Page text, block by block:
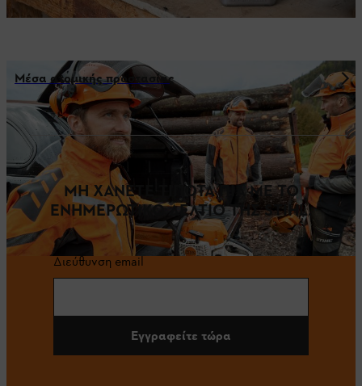
Μέσα ατομικής προστασίας
ΜΗ ΧΑΝΕΤΕ ΤΙΠΟΤΑ ΠΙΑ ΜΕ ΤΟ
ΕΝΗΜΕΡΩΤΙΚΟ ΔΕΛΤΙΟ ΤΗΣ STIHL.
Διεύθυνση email
Εγγραφείτε τώρα